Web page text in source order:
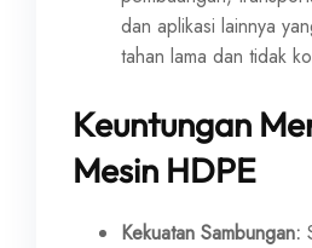
dan aplikasi lainnya
tahan lama dan tidak
Keuntungan
Mesin HDPE
Kekuatan Sambungan: